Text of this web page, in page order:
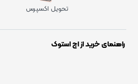
تحویل اکسپرس
راهنمای خرید از اچ استوک